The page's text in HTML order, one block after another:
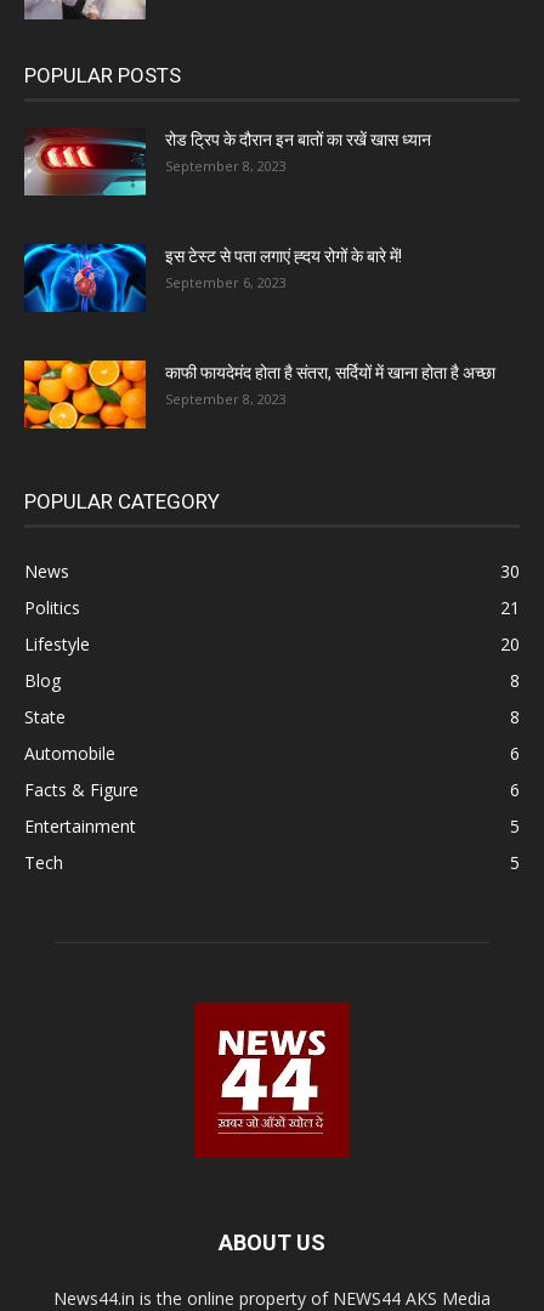
POPULAR POSTS
रोड ट्रिप के दौरान इन बातों का रखें खास ध्यान
September 8, 2023
इस टेस्ट से पता लगाएं ह्दय रोगों के बारे में!
September 6, 2023
काफी फायदेमंद होता है संतरा, सर्दियों में खाना होता है अच्छा
September 8, 2023
POPULAR CATEGORY
News
30
Politics
21
Lifestyle
20
Blog
8
State
8
Automobile
6
Facts & Figure
6
Entertainment
5
Tech
5
ABOUT US
News44.in is the online property of NEWS44 AKS Media